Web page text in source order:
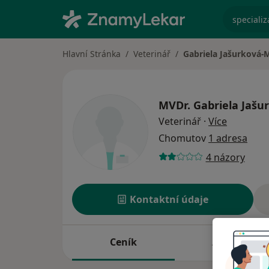
Hlavní Stránka Veterinář Gabriela Jašurková-
MVDr. Gabriela
Veterinář · Více
Chomutov 1 adresa
4 názory
Kontaktní údaje
Ceník Adresy